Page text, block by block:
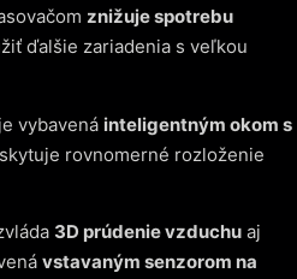
znižuje spotrebu
ďalšie zariadenia s veľkou
vybavená inteligentným okom s
rovnomerné rozloženie
3D prúdenie vzduchu aj
vstavaným senzorom na